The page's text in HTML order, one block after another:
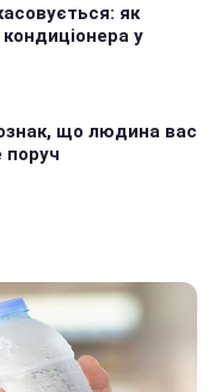
як
у
що людина вас
поруч